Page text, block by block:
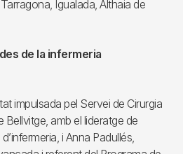
Igualada, Althaia de
de la infermeria
impulsada pel Servei de Cirurgia
Bellvitge, amb el lideratge de
i Anna Padullés,